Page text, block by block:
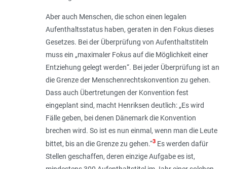
Aber auch Menschen, die schon einen legalen
Aufenthaltsstatus haben, geraten in den Fokus dieses
Gesetzes. Bei der Überprüfung von Aufenthaltstiteln
muss ein „maximaler Fokus auf die Möglichkeit einer
Entziehung gelegt werden“. Bei jeder Überprüfung ist an
die Grenze der Menschenrechtskonvention zu gehen.
Dass auch Übertretungen der Konvention fest
eingeplant sind, macht Henriksen deutlich: „Es wird
Fälle geben, bei denen Dänemark die Konvention
brechen wird. So ist es nun einmal, wenn man die Leute
bittet, bis an die Grenze zu gehen.“3Es werden dafür
Stellen geschaffen, deren einzige Aufgabe es ist,